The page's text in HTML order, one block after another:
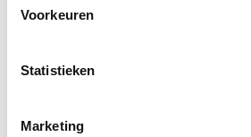
Voorkeuren
Statistieken
Marketing
de ongerepte natuur van het
schilderachtige wandelpaden
oase van rust en sereniteit